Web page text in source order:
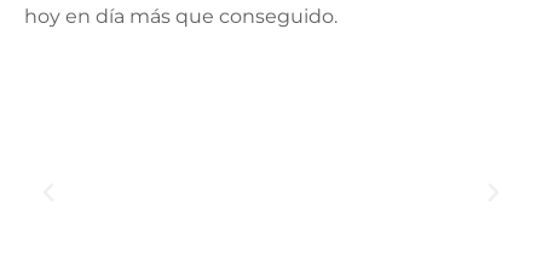
hoy en día más que conseguido.